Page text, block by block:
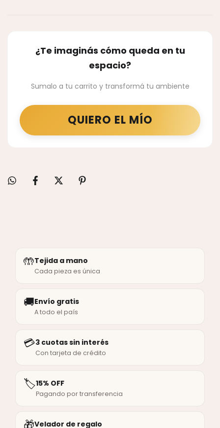
¿Te imaginás cómo queda en tu
espacio?
Sumalo a tu carrito y transformá tu ambiente
QUIERO EL MÍO
🤲Tejida a mano
Cada pieza es única
🚚Envío gratis
A todo el país
💳3 cuotas sin interés
Con tarjeta de crédito
🏷️15% OFF
Pagando por transferencia
Velador de regalo